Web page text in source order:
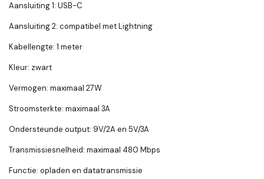
Aansluiting 1: USB-C
Aansluiting 2: compatibel met Lightning
Kabellengte: 1 meter
Kleur: zwart
Vermogen: maximaal 27W
Stroomsterkte: maximaal 3A
Ondersteunde output: 9V/2A en 5V/3A
Transmissiesnelheid: maximaal 480 Mbps
Functie: opladen en datatransmissie